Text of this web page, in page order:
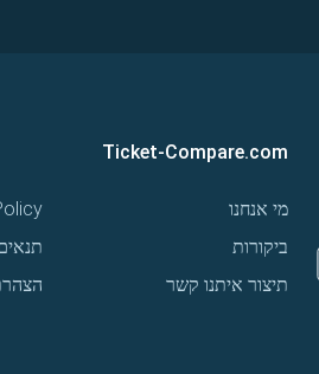
Ticket-Compare.com
מי אנחנו
ביקורות
תיצור איתנו קשר